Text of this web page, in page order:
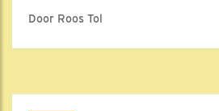
Door Roos Tol